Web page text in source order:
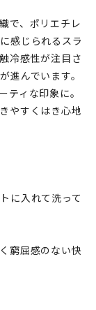
で、ポリエチレ
感じられるスラ
冷感性が注目さ
進んでいます。
ティな印象に。
やすくはき心地
に入れて洗って
窮屈感のない快